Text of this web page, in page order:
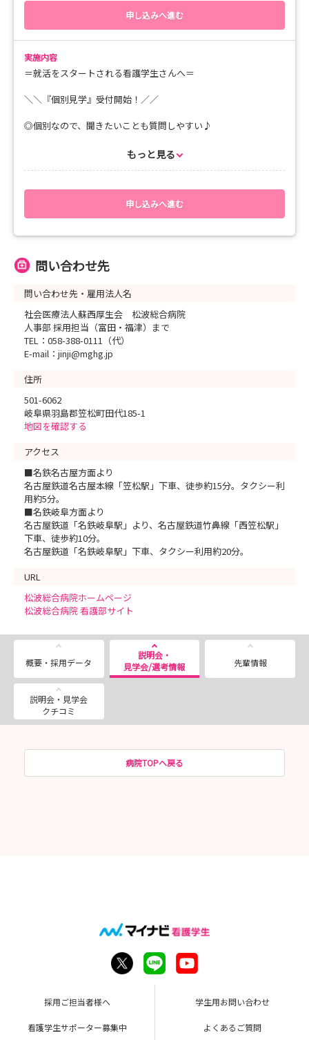
🎀STEP 4：採用試験に応募しよう🎵
いよいよラストステージ🌈
あなたの想いを伝えてください📣✨
😀STEP 4裏ステージ：内定者向けイベントに参加しよう
内定者限定のイベントとして国試対策セミナーを夏に開催
みなさんにお会いできる日を楽しみにしています🫠
・8月26日（水）13:30～ 定員に達しました
・9月4日（金）10:00～ 定員に達しました
・9月4日（金）13:30～ 定員に達しました
・9月14日（月）13:30～
・9月17日（木）10:00～
【✨8〜9月は個別での日程調整も可能✨】
✅ 病院の雰囲気を見てみたい
✅ 春のインターンシップ前に病院研究をしたい
✅ 少人数でゆっくり質問したい
皆さんとお会いできることを楽しみにしています🌻✨
社会医療法人蘇西厚生会 松波総合病院
人事部（採用担当）富田まで
＊Tel：058-388-0111
＊E-mail：jinji@mghg.jp
※定休日：土日祝日
申し込みへ進む
実施内容
＝就活をスタートされる看護学生さんへ＝
＼＼『個別見学』受付開始！／／
◎個別なので、聞きたいことも質問しやすい♪
◎院内見学は気になる部署を中心にご案内します ＾＾
■開催時間■（平日／1時間15分程）
午前：９時～11時開始、午後：13時～15時開始
可能な方は候補日を第3希望までご用意ください。
ご希望に沿いながら日時を決めています。
【お問い合わせ】
社会医療法人蘇西厚生会 松波総合病院
人事部（採用担当）まで
＊Tel：058-388-0111
＊E-mail：jinji@mghg.jp
※定休日：土日祝日
もっと見る
申し込みへ進む
問い合わせ先
問い合わせ先・雇用法人名
社会医療法人蘇西厚生会 松波総合病院
人事部 採用担当（富田・福津）まで
TEL：058-388-0111（代）
E-mail：jinji@mghg.jp
住所
501-6062
岐阜県羽島郡笠松町田代185-1
地図を確認する
アクセス
■名鉄名古屋方面より
名古屋鉄道名古屋本線「笠松駅」下車、徒歩約15分。タクシー利
用約5分。
■名鉄岐阜方面より
名古屋鉄道「名鉄岐阜駅」より、名古屋鉄道竹鼻線「西笠松駅」
下車、徒歩約10分。
名古屋鉄道「名鉄岐阜駅」下車、タクシー利用約20分。
URL
松波総合病院ホームページ
松波総合病院 看護部サイト
概要・採用データ
説明会・
見学会/選考情報
先輩情報
説明会・見学会
クチコミ
病院TOPへ戻る
採用ご担当者様へ 学生用お問い合わせ
看護学生サポーター募集中 よくあるご質問